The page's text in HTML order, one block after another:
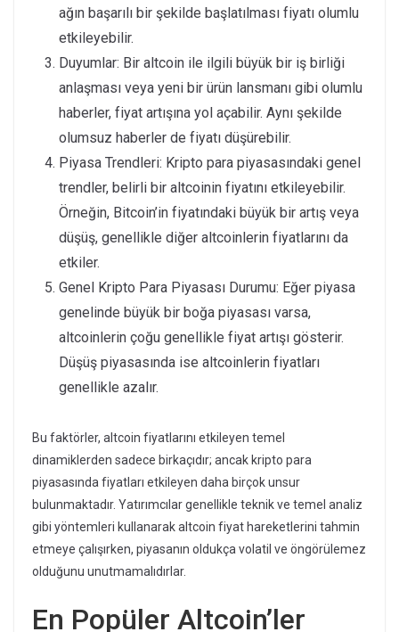
ağın başarılı bir şekilde başlatılması fiyatı olumlu
etkileyebilir.
Duyumlar: Bir altcoin ile ilgili büyük bir iş birliği
anlaşması veya yeni bir ürün lansmanı gibi olumlu
haberler, fiyat artışına yol açabilir. Aynı şekilde
olumsuz haberler de fiyatı düşürebilir.
Piyasa Trendleri: Kripto para piyasasındaki genel
trendler, belirli bir altcoinin fiyatını etkileyebilir.
Örneğin, Bitcoin’in fiyatındaki büyük bir artış veya
düşüş, genellikle diğer altcoinlerin fiyatlarını da
etkiler.
Genel Kripto Para Piyasası Durumu: Eğer piyasa
genelinde büyük bir boğa piyasası varsa,
altcoinlerin çoğu genellikle fiyat artışı gösterir.
Düşüş piyasasında ise altcoinlerin fiyatları
genellikle azalır.
Bu faktörler, altcoin fiyatlarını etkileyen temel
dinamiklerden sadece birkaçıdır; ancak kripto para
piyasasında fiyatları etkileyen daha birçok unsur
bulunmaktadır. Yatırımcılar genellikle teknik ve temel analiz
gibi yöntemleri kullanarak altcoin fiyat hareketlerini tahmin
etmeye çalışırken, piyasanın oldukça volatil ve öngörülemez
olduğunu unutmamalıdırlar.
En Popüler Altcoin’ler